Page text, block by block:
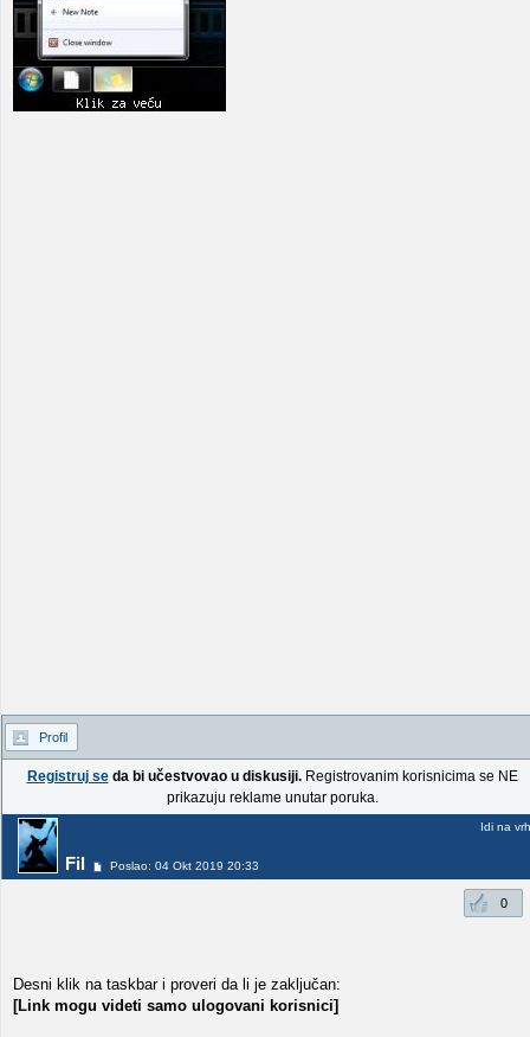
Profil
Registruj seda bi učestvovao u diskusiji.Registrovanim korisnicima se NE
prikazuju reklame unutar poruka.
Fil Poslao: 04 Okt 2019 20:33
Idi na vrh
0
Desni klik na taskbar i proveri da li je zaključan:
[Link mogu videti samo ulogovani korisnici]